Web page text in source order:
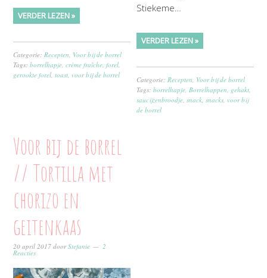
VERDER LEZEN »
Categorie:Recepten, Voor bij de borrel
Tags:borrelhapje,crème fraîche,forel,
gerookte forel,toast, voor bij de borrel
Stiekeme…
VERDER LEZEN »
Categorie: Recepten Voor bij de borrel
Tags:borrelhapje Borrelhappen gehakt
saucijzenbroodje ,snack ,snacks voor bij
de borrel
Voor bij de borrel
// Tortilla met
chorizo en
geitenkaas
20 april 2017 doorStefanie 2
Reacties